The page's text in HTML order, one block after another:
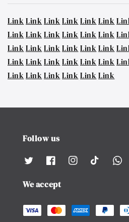
LinkLinkLinkLinkLinkLink
LinkLinkLinkLinkLinkLink
LinkLinkLinkLinkLinkLink
LinkLinkLinkLinkLinkLink
LinkLinkLinkLinkLinkLink
Follow us
We accept